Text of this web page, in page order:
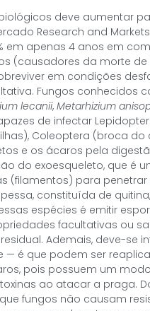
deve aumentar
Research and
apenas 4 anos em
(causadores da morte
em condições
Fungos conhecidos
lecanii, Metarhizium
de infectar
Coleoptera (broca do
e os ácaros pela
do exoesqueleto, que é
(filamentos) para
constituída de
espécies é emitir
facultativas ou
Ademais, deve-se
é que podem ser
pois possuem um
ao atacar a praga.
fungos não causam